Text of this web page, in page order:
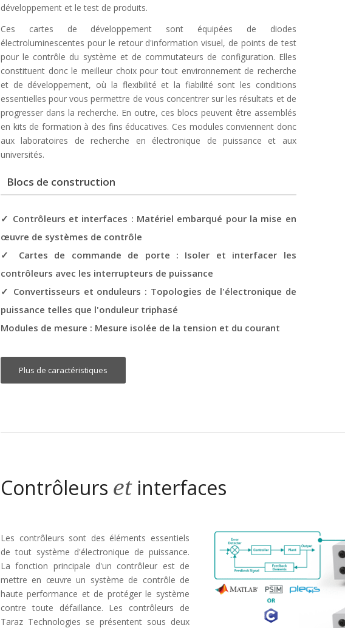
développement et le test de produits.
Ces cartes de développement sont équipées de diodes
électroluminescentes pour le retour d'information visuel, de points de test
pour le contrôle du système et de commutateurs de configuration. Elles
constituent donc le meilleur choix pour tout environnement de recherche
et de développement, où la flexibilité et la fiabilité sont les conditions
essentielles pour vous permettre de vous concentrer sur les résultats et de
progresser dans la recherche. En outre, ces blocs peuvent être assemblés
en kits de formation à des fins éducatives. Ces modules conviennent donc
aux laboratoires de recherche en électronique de puissance et aux
universités.
Blocs de construction
✓ Contrôleurs et interfaces : Matériel embarqué pour la mise en
œuvre de systèmes de contrôle
✓ Cartes de commande de porte : Isoler et interfacer les
contrôleurs avec les interrupteurs de puissance
✓ Convertisseurs et onduleurs : Topologies de l'électronique de
puissance telles que l'onduleur triphasé
Modules de mesure : Mesure isolée de la tension et du courant
Plus de caractéristiques
Contrôleurs etinterfaces
Les contrôleurs sont des éléments essentiels
de tout système d'électronique de puissance.
La fonction principale d'un contrôleur est de
mettre en œuvre un système de contrôle de
haute performance et de protéger le système
contre toute défaillance. Les contrôleurs de
Taraz Technologies se présentent sous deux